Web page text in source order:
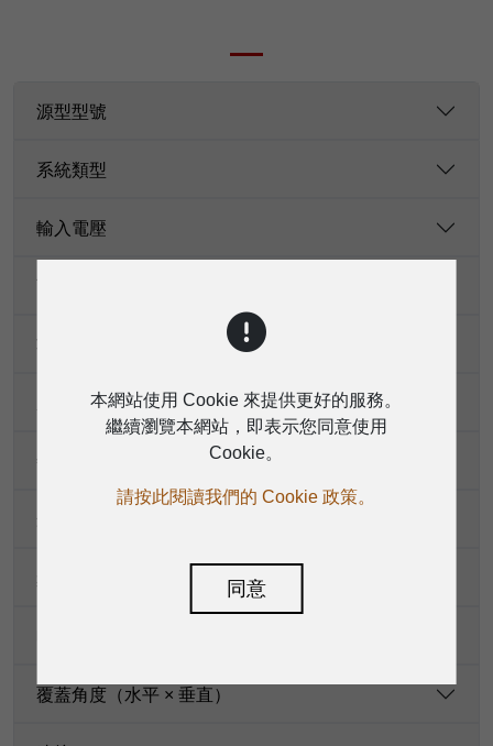
源型型號
系統類型
輸入電壓
可選變壓器功率
功率容量（8 Ω）
系統阻抗
敏感度（1 W/1 m）
最大聲壓級（1米處）
頻率響應（-6dB）
覆蓋角度（水平 × 垂直）
本網站使用 Cookie 來提供更好的服務。
繼續瀏覽本網站，即表示您同意使用
Cookie。
請按此閱讀我們的 Cookie 政策。
同意